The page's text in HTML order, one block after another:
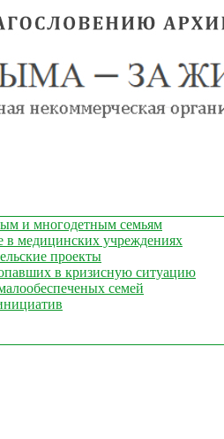
и многодетным семьям
в медицинских учреждениях
проекты
в кризисную ситуацию
семей